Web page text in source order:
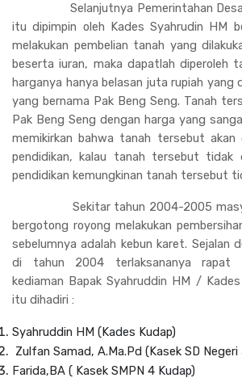
Selanjutnya Pemerintahan Desa
itu dipimpin oleh Kades Syahrudin HM
melakukan pembelian tanah yang
beserta iuran, maka dapatlah diperoleh
harganya hanya belasan juta rupiah yang
yang bernama Pak Beng Seng. Tanah
Pak Beng Seng dengan harga yang
memikirkan bahwa tanah tersebut akan
pendidikan, kalau tanah tersebut tidak
pendidikan kemungkinan tanah tersebut
Sekitar tahun 2004-2005
bergotong royong melakukan
sebelumnya adalah kebun karet. Sejalan
di tahun 2004 terlaksananya rapat
kediaman Bapak Syahruddin HM /
itu dihadiri :
Syahruddin HM (Kades Kudap)
Zulfan Samad, A.Ma.Pd (Kasek SD Negeri
Farida,BA ( Kasek SMPN 4 Kudap)